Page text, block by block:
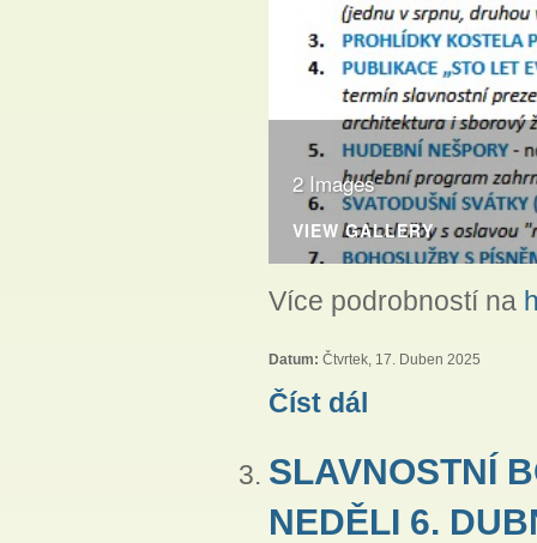
2 Images
VIEW GALLERY
Více podrobností na
Datum: Čtvrtek, 17. Duben 2025
Číst dál
SLAVNOSTNÍ
NEDĚLI 6.